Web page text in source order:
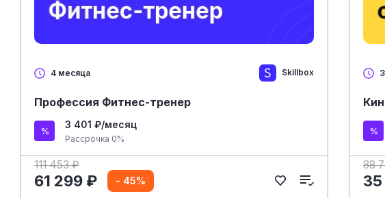
4 месяца Skillbox
Профессия Фитнес-тренер
3 401 ₽/месяц
Рассрочка 0%
111 453 ₽
61 299 ₽ - 45%
88